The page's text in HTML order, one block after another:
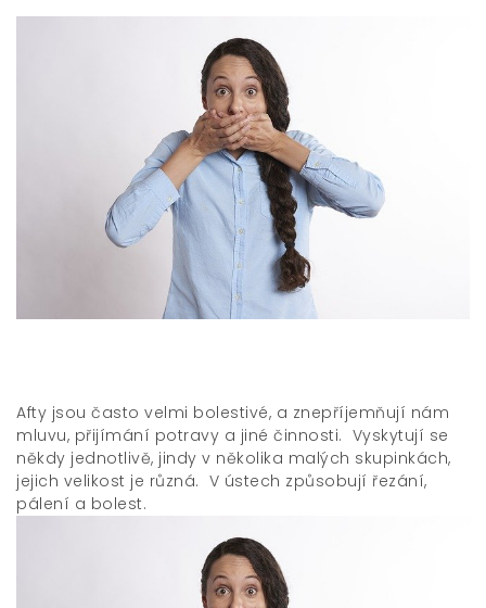
Afty jsou často velmi bolestivé, a znepříjemňují nám
mluvu, přijímání potravy a jiné činnosti. Vyskytují se
někdy jednotlivě, jindy v několika malých skupinkách,
jejich velikost je různá. V ústech způsobují řezání,
pálení a bolest.